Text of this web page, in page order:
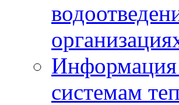
Информация
системам